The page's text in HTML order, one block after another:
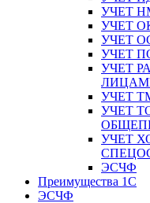
УЧЕТ
УЧЕТ
УЧЕТ
УЧЕТ
УЧЕТ
УЧЕТ
УЧЕТ
УЧЕТ
ЭСЧФ
Преимущества 1С
ЭСЧФ